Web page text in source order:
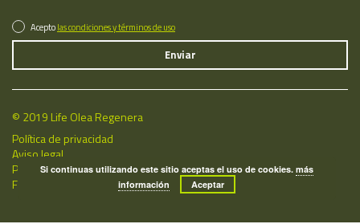
Aceptolas condiciones y términos de uso
© 2019 Life Olea Regenera
Política de privacidad
Aviso legal
Política de cookies
Fecha de última actualización: 08/08/2026
Si continuas utilizando este sitio aceptas el uso de cookies.más
información
Aceptar